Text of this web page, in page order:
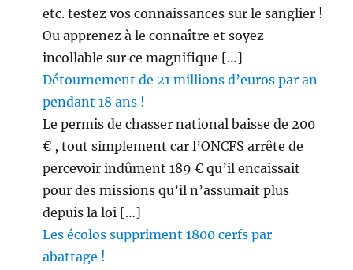
etc. testez vos connaissances sur le sanglier !
Ou apprenez à le connaître et soyez
incollable sur ce magnifique […]
Détournement de 21 millions d’euros par an
pendant 18 ans !
Le permis de chasser national baisse de 200
€ , tout simplement car l’ONCFS arrête de
percevoir indûment 189 € qu’il encaissait
pour des missions qu’il n’assumait plus
depuis la loi […]
Les écolos suppriment 1800 cerfs par
abattage !